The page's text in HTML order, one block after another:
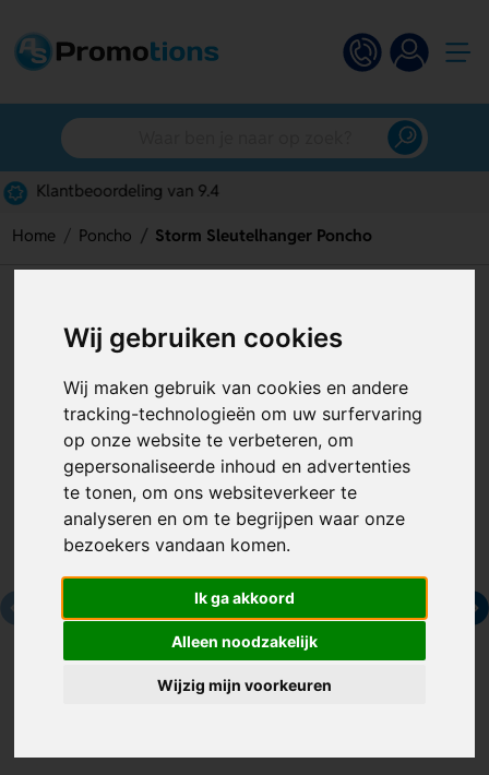
Wij gebruiken cookies
Wij maken gebruik van cookies en andere
tracking-technologieën om uw surfervaring
op onze website te verbeteren, om
gepersonaliseerde inhoud en advertenties
te tonen, om ons websiteverkeer te
analyseren en om te begrijpen waar onze
bezoekers vandaan komen.
Ik ga akkoord
Alleen noodzakelijk
Wijzig mijn voorkeuren
Gratis digitaal ontwerp
Home Poncho Storm Sleutelhanger Poncho
Artikelnummer:121177